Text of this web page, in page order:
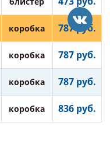
коробка 787 руб.
коробка 787 руб.
коробка 787 руб.
коробка 836 руб.